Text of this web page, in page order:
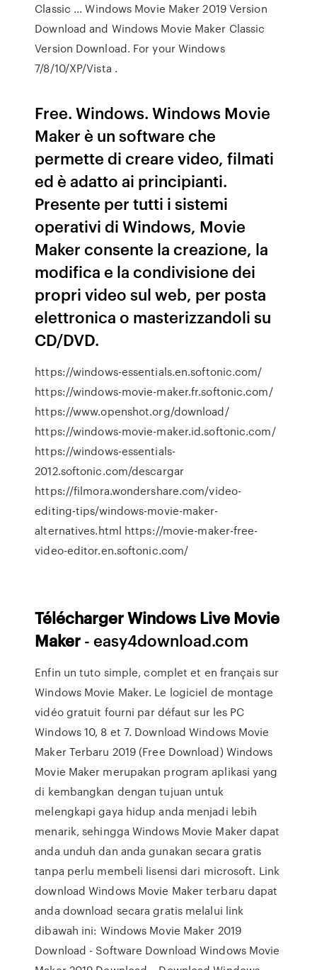
Classic ... Windows Movie Maker 2019 Version
Download and Windows Movie Maker Classic
Version Download. For your Windows
7/8/10/XP/Vista .
Free. Windows. Windows Movie
Maker è un software che
permette di creare video, filmati
ed è adatto ai principianti.
Presente per tutti i sistemi
operativi di Windows, Movie
Maker consente la creazione, la
modifica e la condivisione dei
propri video sul web, per posta
elettronica o masterizzandoli su
CD/DVD.
https://windows-essentials.en.softonic.com/
https://windows-movie-maker.fr.softonic.com/
https://www.openshot.org/download/
https://windows-movie-maker.id.softonic.com/
https://windows-essentials-
2012.softonic.com/descargar
https://filmora.wondershare.com/video-
editing-tips/windows-movie-maker-
alternatives.html https://movie-maker-free-
video-editor.en.softonic.com/
TéléchargerWindows Live Movie
Maker - easy4download.com
Enfin un tuto simple, complet et en français sur
Windows Movie Maker. Le logiciel de montage
vidéo gratuit fourni par défaut sur les PC
Windows 10, 8 et 7. Download Windows Movie
Maker Terbaru 2019 (Free Download) Windows
Movie Maker merupakan program aplikasi yang
di kembangkan dengan tujuan untuk
melengkapi gaya hidup anda menjadi lebih
menarik, sehingga Windows Movie Maker dapat
anda unduh dan anda gunakan secara gratis
tanpa perlu membeli lisensi dari microsoft. Link
download Windows Movie Maker terbaru dapat
anda download secara gratis melalui link
dibawah ini: Windows Movie Maker 2019
Download - Software Download Windows Movie